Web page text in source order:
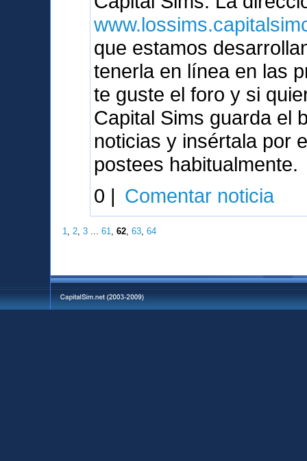
que estamos
tenerla en línea en las
te guste el foro y si
Capital Sims guarda el
noticias y insértala por
postees habitualmente.
0 | Comentar noticia
1 2 ,3 ...61 ,62 ,63 ,64